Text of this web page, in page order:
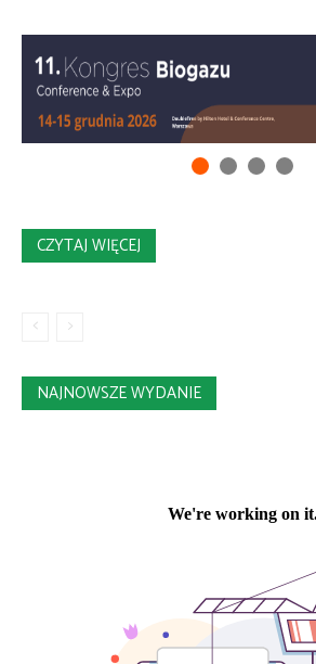
CZYTAJ WIĘCEJ
NAJNOWSZE WYDANIE